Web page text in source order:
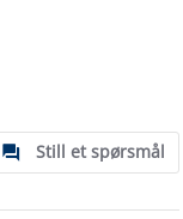
Still et spørsmål